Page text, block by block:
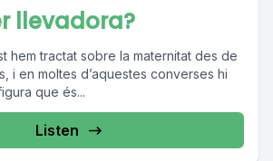
llevadora?
hem tractat sobre la maternitat des de
i en moltes d’aquestes converses hi
que és...
Listen